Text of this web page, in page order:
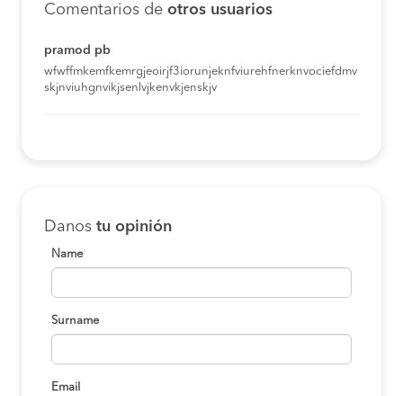
Comentarios de otros usuarios
pramod pb
wfwffmkemfkemrgjeoirjf3iorunjeknfviurehfnerknvociefdmv
skjnviuhgnvikjsenlvjkenvkjenskjv
Danos tu opinión
Name
Surname
Email